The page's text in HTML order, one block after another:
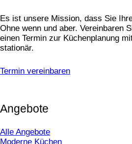
Es ist unsere Mission, dass Sie
Ohne wenn und aber. Vereinbaren
einen Termin zur Küchenplanung
stationär.
Termin vereinbaren
Angebote
Alle Angebote
Moderne Küchen